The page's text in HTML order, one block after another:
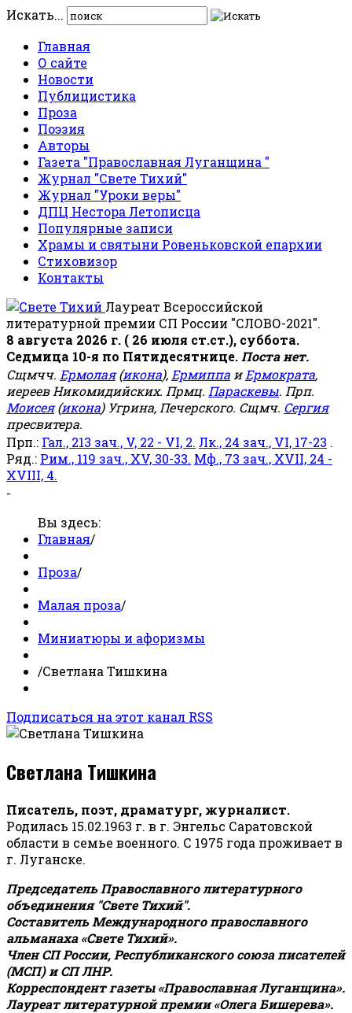
Искать...
Главная
О сайте
Новости
Публицистика
Проза
Поэзия
Авторы
Газета "Православная Луганщина "
Журнал "Свете Тихий"
Журнал "Уроки веры"
ДПЦ Нестора Летописца
Популярные записи
Храмы и святыни Ровеньковской епархии
Стиховизор
Контакты
Лауреат Всероссийской
литературной премии СП России "СЛОВО-2021".
8 августа 2026 г. ( 26 июля ст.ст.), суббота.
Седмица 10-я по Пятидесятнице. Поста нет.
Сщмчч. Ермолая(икона), Ермиппа иЕрмократа,
иереев Никомидийских. Прмц. Параскевы. Прп.
Моисея(икона) Угрина, Печерского. Сщмч. Сергия
пресвитера.
Прп.: Гал., 213 зач., V, 22 - VI, 2. Лк., 24 зач., VI, 17-23 .
Ряд.: Рим., 119 зач., XV, 30-33. Мф., 73 зач., XVII, 24 -
XVIII, 4.
-
Вы здесь:
Главная/
Проза/
Малая проза/
Миниатюры и афоризмы
/Светлана Тишкина
Подписаться на этот канал RSS
Светлана Тишкина
Писатель, поэт, драматург, журналист.
Родилась 15.02.1963 г. в г. Энгельс Саратовской
области в семье военного. С 1975 года проживает в
г. Луганске.
Председатель Православного литературного
объединения "Свете Тихий".
Составитель Международного православного
альманаха «Свете Тихий».
Член СП России, Республиканского союза писателей
(МСП) и СП ЛНР.
Корреспондент газеты «Православная Луганщина».
Лауреат литературной премии «Олега Бишерева».